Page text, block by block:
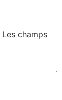
Les champs